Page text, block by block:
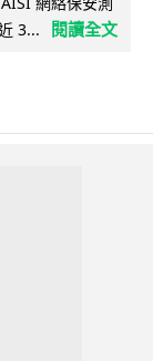
3...
閱讀全文